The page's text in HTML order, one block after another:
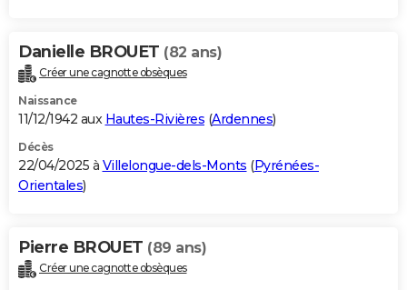
Danielle BROUET (82 ans)
Créer une cagnotte obsèques
Naissance
11/12/1942 aux Hautes-Rivières (Ardennes)
Décès
22/04/2025 à Villelongue-dels-Monts (Pyrénées-
Orientales)
Pierre BROUET (89 ans)
Créer une cagnotte obsèques